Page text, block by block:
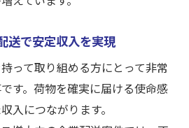
任感を発揮できる環境とは
募集で多様な活躍の場が拡大
で幅広く参加できる理由
きる配送ドライバーの世界
送で安定収入を実現
って取り組める方にとって非常
す。荷物を確実に届ける使命感
入につながります。